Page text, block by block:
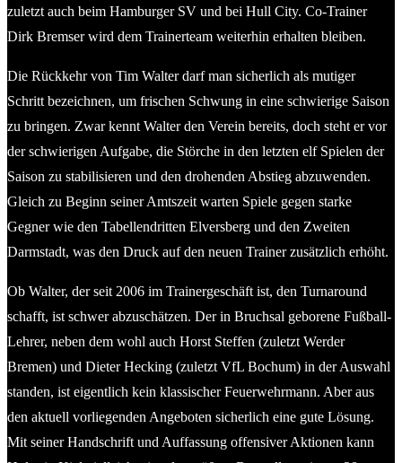
zuletzt auch beim Hamburger SV und bei Hull City. Co-Trainer
Dirk Bremser wird dem Trainerteam weiterhin erhalten bleiben.
Die Rückkehr von Tim Walter darf man sicherlich als mutiger
Schritt bezeichnen, um frischen Schwung in eine schwierige Saison
zu bringen. Zwar kennt Walter den Verein bereits, doch steht er vor
der schwierigen Aufgabe, die Störche in den letzten elf Spielen der
Saison zu stabilisieren und den drohenden Abstieg abzuwenden.
Gleich zu Beginn seiner Amtszeit warten Spiele gegen starke
Gegner wie den Tabellendritten Elversberg und den Zweiten
Darmstadt, was den Druck auf den neuen Trainer zusätzlich erhöht.
Ob Walter, der seit 2006 im Trainergeschäft ist, den Turnaround
schafft, ist schwer abzuschätzen. Der in Bruchsal geborene Fußball-
Lehrer, neben dem wohl auch Horst Steffen (zuletzt Werder
Bremen) und Dieter Hecking (zuletzt VfL Bochum) in der Auswahl
standen, ist eigentlich kein klassischer Feuerwehrmann. Aber aus
den aktuell vorliegenden Angeboten sicherlich eine gute Lösung.
Mit seiner Handschrift und Auffassung offensiver Aktionen kann